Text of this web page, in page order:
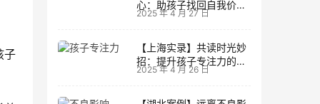
子
心：助孩子找回自我价值
的策略
2025 年 4 月 27 日
【上海实录】共读时光妙
招：提升孩子专注力的阅
读策略
2025 年 4 月 26 日